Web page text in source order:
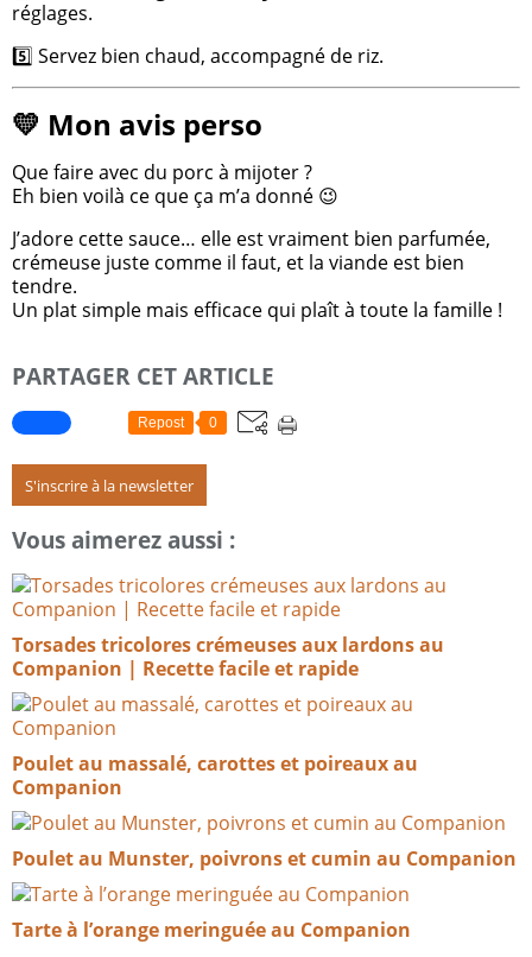
réglages.
5️⃣ Servez bien chaud, accompagné de riz.
💛 Mon avis perso
Que faire avec du porc à mijoter ?
Eh bien voilà ce que ça m’a donné 😉
J’adore cette sauce… elle est vraiment bien parfumée,
crémeuse juste comme il faut, et la viande est bien
tendre.
Un plat simple mais efficace qui plaît à toute la famille !
PARTAGER CET ARTICLE
Repost 0
S'inscrire à la newsletter
Vous aimerez aussi :
Torsades tricolores crémeuses aux lardons au
Companion | Recette facile et rapide
Poulet au massalé, carottes et poireaux au
Companion
Poulet au Munster, poivrons et cumin au Companion
Tarte à l’orange meringuée au Companion